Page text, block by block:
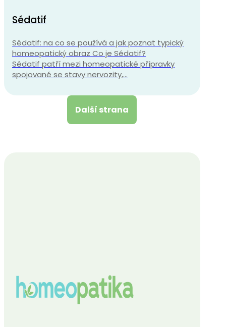
Sédatif
Sédatif: na co se používá a jak poznat typický
homeopatický obraz Co je Sédatif?
Sédatif patří mezi homeopatické přípravky
spojované se stavy nervozity,…
Další strana